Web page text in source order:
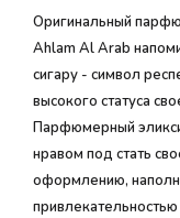
Оригинальный
Ahlam Al Arab
сигару - символ
высокого статуса
Парфюмерный
нравом под стать
оформлению,